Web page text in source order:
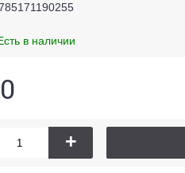
в наличии
+